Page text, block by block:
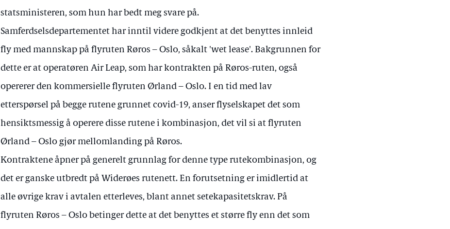
statsministeren, som hun har bedt meg svare på.
Samferdselsdepartementet har inntil videre godkjent at det benyttes innleid
fly med mannskap på flyruten Røros – Oslo, såkalt 'wet lease'. Bakgrunnen for
dette er at operatøren Air Leap, som har kontrakten på Røros-ruten, også
opererer den kommersielle flyruten Ørland – Oslo. I en tid med lav
etterspørsel på begge rutene grunnet covid-19, anser flyselskapet det som
hensiktsmessig å operere disse rutene i kombinasjon, det vil si at flyruten
Ørland – Oslo gjør mellomlanding på Røros.
Kontraktene åpner på generelt grunnlag for denne type rutekombinasjon, og
det er ganske utbredt på Widerøes rutenett. En forutsetning er imidlertid at
alle øvrige krav i avtalen etterleves, blant annet setekapasitetskrav. På
flyruten Røros – Oslo betinger dette at det benyttes et større fly enn det som